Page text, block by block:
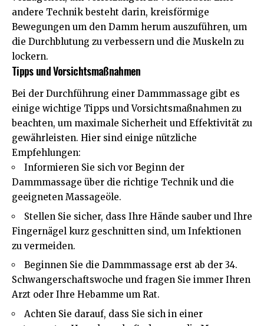
andere Technik besteht darin, kreisförmige
Bewegungen um den Damm herum auszuführen, um
die Durchblutung zu verbessern und die Muskeln zu
lockern.
Tipps und Vorsichtsmaßnahmen
Bei der Durchführung einer Dammmassage gibt es
einige wichtige Tipps und Vorsichtsmaßnahmen zu
beachten, um maximale Sicherheit und Effektivität zu
gewährleisten. Hier sind einige nützliche
Empfehlungen:
Informieren Sie sich vor Beginn der
Dammmassage über die richtige Technik und die
geeigneten Massageöle.
Stellen Sie sicher, dass Ihre Hände sauber und Ihre
Fingernägel kurz geschnitten sind, um Infektionen
zu vermeiden.
Beginnen Sie die Dammmassage erst ab der 34.
Schwangerschaftswoche und fragen Sie immer Ihren
Arzt oder Ihre Hebamme um Rat.
Achten Sie darauf, dass Sie sich in einer